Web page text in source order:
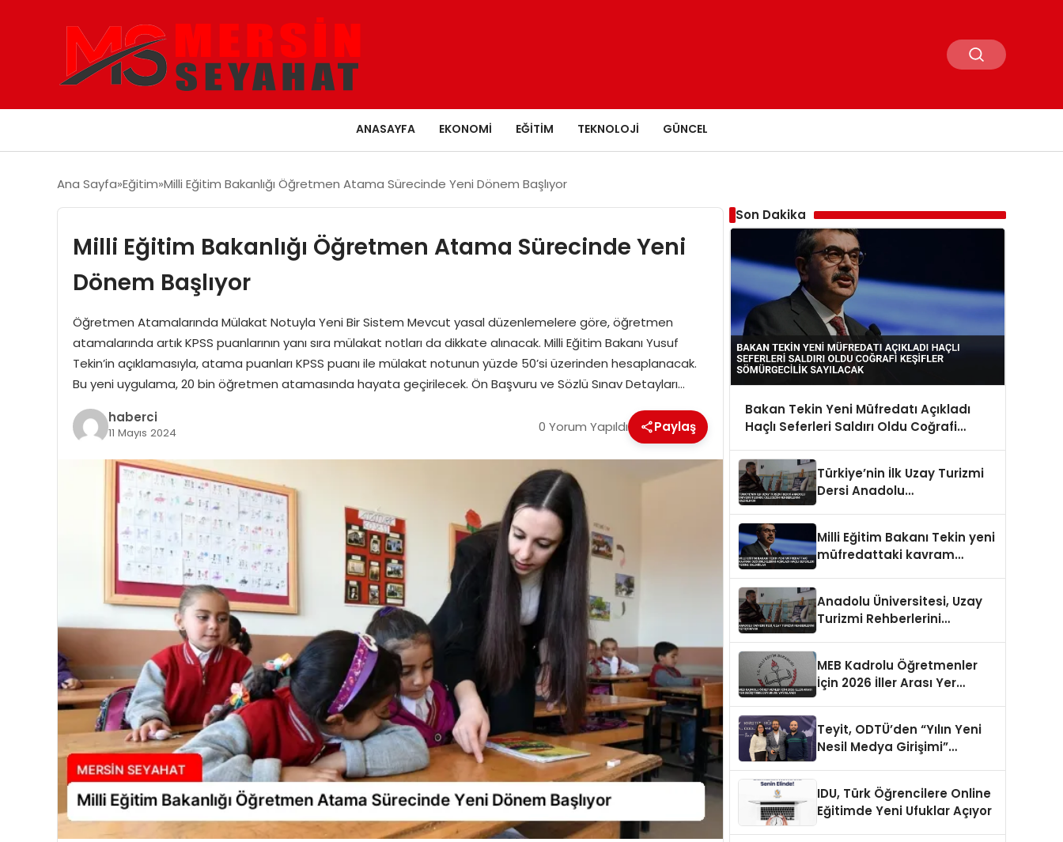
ANASAYFA EKONOMI EĞITIM TEKNOLOJI GÜNCEL
Ana Sayfa Eğitim Milli Eğitim Bakanlığı Öğretmen Atama Sürecinde Yeni Dönem Başlıyor
Milli Eğitim Bakanlığı Öğretmen Atama Sürecinde Yeni
Dönem Başlıyor
Öğretmen Atamalarında Mülakat Notuyla Yeni Bir Sistem Mevcut yasal düzenlemelere göre, öğretmen
atamalarında artık KPSS puanlarının yanı sıra mülakat notları da dikkate alınacak. Milli Eğitim Bakanı Yusuf
Tekin’in açıklamasıyla, atama puanları KPSS puanı ile mülakat notunun yüzde 50’si üzerinden hesaplanacak.
Bu yeni uygulama, 20 bin öğretmen atamasında hayata geçirilecek. Ön Başvuru ve Sözlü Sınav Detayları…
haberci
11 Mayıs 2024 0 Yorum Yapıldı Paylaş
Son Dakika
Bakan Tekin Yeni Müfredatı Açıkladı
Haçlı Seferleri Saldırı Oldu Coğrafi
Türkiye’nin İlk Uzay Turizmi
Dersi Anadolu
Milli Eğitim Bakanı Tekin yeni
müfredattaki kavram
Anadolu Üniversitesi, Uzay
Turizmi Rehberlerini
MEB Kadrolu Öğretmenler
İçin 2026 İller Arası Yer
Teyit, ODTÜ’den “Yılın Yeni
Nesil Medya Girişimi”
IDU, Türk Öğrencilere Online
Eğitimde Yeni Ufuklar Açıyor